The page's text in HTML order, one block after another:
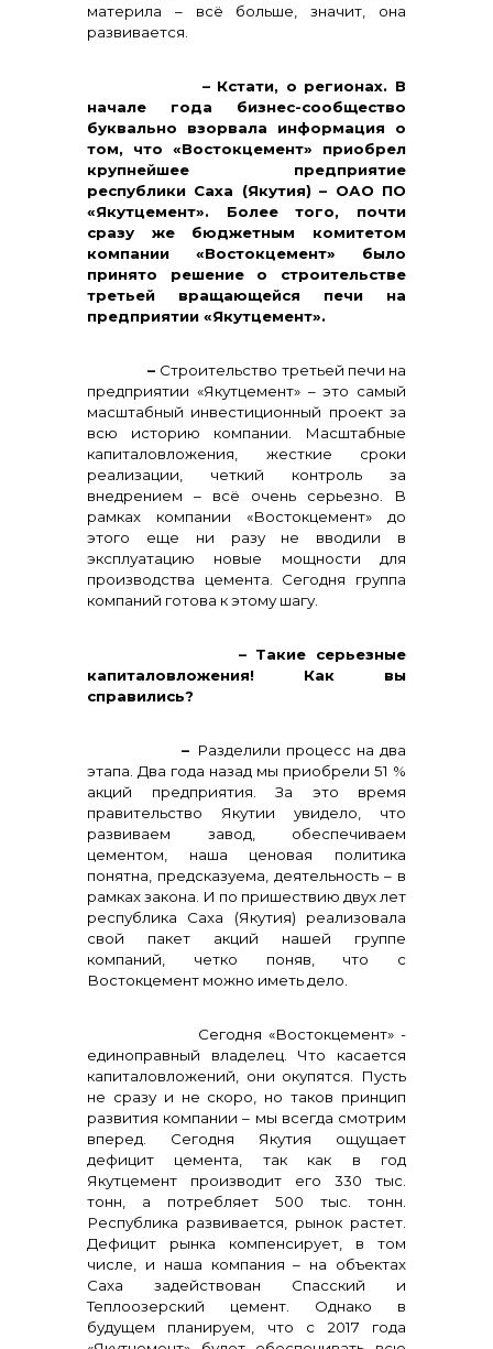
+7 (423) 234 50 50
info@vostokcement.ru
материла – всё больше, значит, она
развивается.
– Кстати, о регионах. В
начале года бизнес-сообщество
буквально взорвала информация о
том, что «Востокцемент» приобрел
крупнейшее предприятие
республики Саха (Якутия) – ОАО ПО
«Якутцемент». Более того, почти
сразу же бюджетным комитетом
компании «Востокцемент» было
принято решение о строительстве
третьей вращающейся печи на
предприятии «Якутцемент».
– Строительство третьей печи на
предприятии «Якутцемент» – это самый
масштабный инвестиционный проект за
всю историю компании. Масштабные
капиталовложения, жесткие сроки
реализации, четкий контроль за
внедрением – всё очень серьезно. В
рамках компании «Востокцемент» до
этого еще ни разу не вводили в
эксплуатацию новые мощности для
производства цемента
Сегодня группа
компаний готова к этому шагу.
– Такие серьезные
капиталовложения! Как вы
справились?
– Разделили процесс на два
этапа. Два года назад мы приобрели 51 %
акций предприятия. За это время
правительство Якутии увидело, что
развиваем завод, обеспечиваем
цементом, наша ценовая политика
понятна, предсказуема, деятельность – в
рамках закона. И по пришествию двух лет
республика Саха (Якутия) реализовала
свой пакет акций нашей группе
компаний, четко поняв, что с
Востокцемент можно иметь дело.
Сегодня «Востокцемент» -
единоправный владелец. Что касается
капиталовложений, они окупятся. Пусть
не сразу и не скоро, но таков принцип
развития компании – мы всегда смотрим
вперед. Сегодня Якутия ощущает
дефицит цемента, так как в год
Якутцемент производит его 330 тыс.
тонн, а потребляет 500 тыс. тонн.
Республика развивается, рынок растет.
Дефицит рынка компенсирует, в том
числе, и наша компания – на объектах
Саха задействован Спасский и
Теплоозерский цемент. Однако в
будущем планируем, что с 2017 года